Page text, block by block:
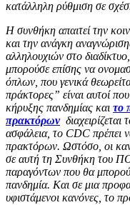
κατάλληλη ρύθμιση σε
Η συνθήκη απαιτεί την
και την ανάγκη
αλληλουχιών στο
μπορούσε επίσης να
όπλων, που γενικά
πράκτορες” είναι αυτοί
κήρυξης πανδημίας και το
πρακτόρων
ασφάλεια, το CDC πρέπει
πρακτόρων. Ωστόσο, οι
σε αυτή τη Συνθήκη του
παραγόντων που θα
πανδημία. Και σε μια
υφιστάμενοι κανόνες, το